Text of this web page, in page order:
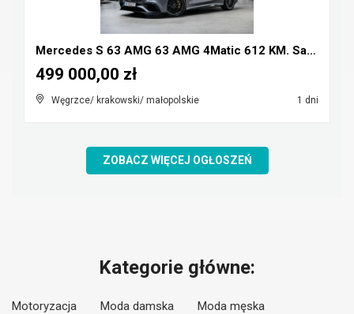
Mercedes S 63 AMG 63 AMG 4Matic 612 KM. Salon Pols...
Węgrzce/ krakowski/ małopolskie 1 dni
499 000,00 zł
ZOBACZ WIĘCEJ OGŁOSZEŃ
Kategorie główne:
Motoryzacja Moda damska
Moda męska